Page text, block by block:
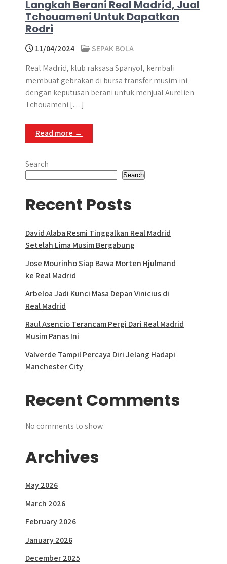
Langkah Berani Real Madrid, Jual
Tchouameni Untuk Dapatkan
Rodri
11/04/2024
SEPAK BOLA
Real Madrid, klub raksasa Spanyol, kembali
membuat gebrakan di bursa transfer musim ini
dengan keputusan berani untuk menjual Aurelien
Tchouameni […]
Read more →
Search
Search
Recent Posts
David Alaba Resmi Tinggalkan Real Madrid
Setelah Lima Musim Bergabung
Jose Mourinho Siap Bawa Morten Hjulmand
ke Real Madrid
Arbeloa Jadi Kunci Masa Depan Vinicius di
Real Madrid
Raul Asencio Terancam Pergi Dari Real Madrid
Musim Panas Ini
Valverde Tampil Percaya Diri Jelang Hadapi
Manchester City
Recent Comments
No comments to show.
Archives
May 2026
March 2026
February 2026
January 2026
December 2025